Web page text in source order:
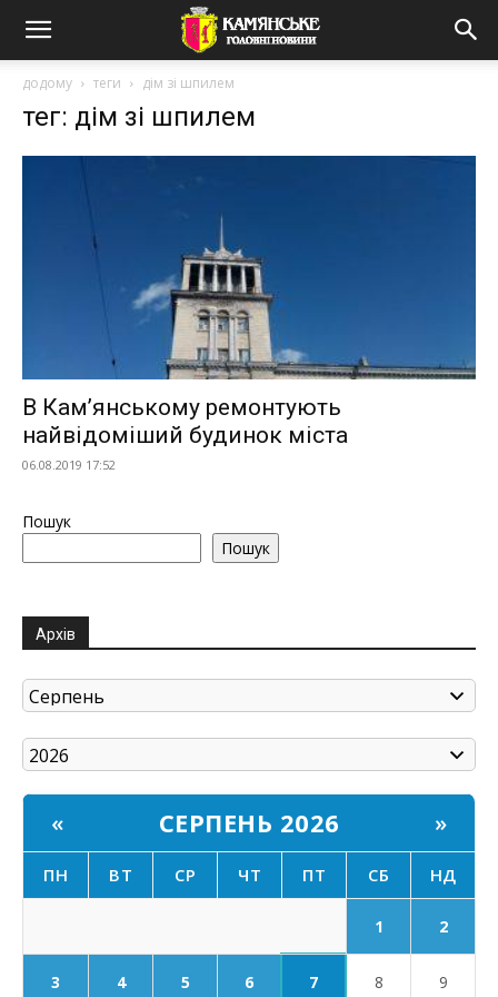
додому теги дім зі шпилем
тег: дім зі шпилем
В Кам’янському ремонтують
найвідоміший будинок міста
06.08.2019 17:52
Пошук
Пошук
Архів
« СЕРПЕНЬ 2026 »
ПН ВТ СР ЧТ ПТ СБ НД
1 2
3 4 5 6 7 8 9